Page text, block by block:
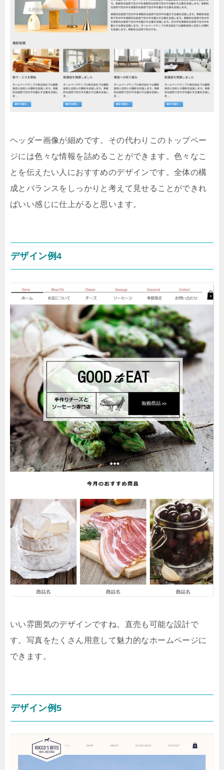
ヘッダー画像が細めです。その代わりこのトップペー
ジには色々な情報を詰めることができます。色々なこ
とを伝えたい人におすすめのデザインです。全体の構
成とバランスをしっかりと考えて見せることができれ
ばいい感じに仕上がると思います。
デザイン例4
いい雰囲気のデザインですね。直売も可能な設計で
す。写真をたくさん用意して魅力的なホームページに
できます。
デザイン例5